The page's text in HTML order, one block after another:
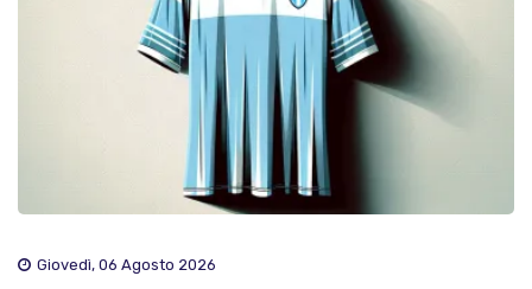
Giovedì, 06 Agosto 2026